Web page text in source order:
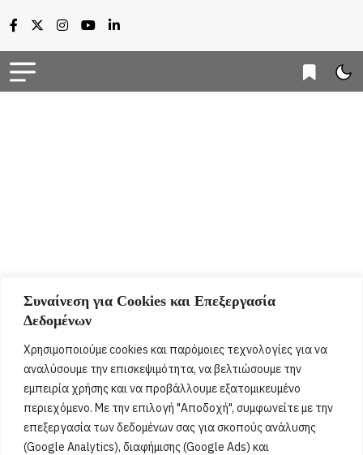
Συναίνεση για Cookies και Επεξεργασία
Δεδομένων
Χρησιμοποιούμε cookies και παρόμοιες τεχνολογίες για να
αναλύσουμε την επισκεψιμότητα, να βελτιώσουμε την
εμπειρία χρήσης και να προβάλλουμε εξατομικευμένο
περιεχόμενο. Με την επιλογή "Αποδοχή", συμφωνείτε με την
επεξεργασία των δεδομένων σας για σκοπούς ανάλυσης
(Google Analytics), διαφήμισης (Google Ads) και